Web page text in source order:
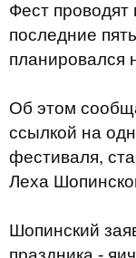
Фест проводят
последние
планировался
Об этом
ссылкой на
фестиваля,
Леха
Шопинский